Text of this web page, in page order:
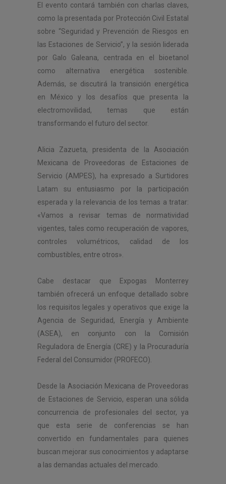
El evento contará también con charlas claves,
como la presentada por Protección Civil Estatal
sobre “Seguridad y Prevención de Riesgos en
las Estaciones de Servicio”, y la sesión liderada
por Galo Galeana, centrada en el bioetanol
como alternativa energética sostenible.
Además, se discutirá la transición energética
en México y los desafíos que presenta la
electromovilidad, temas que están
transformando el futuro del sector.
Alicia Zazueta, presidenta de la Asociación
Mexicana de Proveedoras de Estaciones de
Servicio (AMPES), ha expresado a Surtidores
Latam su entusiasmo por la participación
esperada y la relevancia de los temas a tratar:
«Vamos a revisar temas de normatividad
vigentes, tales como recuperación de vapores,
controles volumétricos, calidad de los
combustibles, entre otros».
Cabe destacar que Expogas Monterrey
también ofrecerá un enfoque detallado sobre
los requisitos legales y operativos que exige la
Agencia de Seguridad, Energía y Ambiente
(ASEA), en conjunto con la Comisión
Reguladora de Energía (CRE) y la Procuraduría
Federal del Consumidor (PROFECO).
Desde la Asociación Mexicana de Proveedoras
de Estaciones de Servicio, esperan una sólida
concurrencia de profesionales del sector, ya
que esta serie de conferencias se han
convertido en fundamentales para quienes
buscan mejorar sus conocimientos y adaptarse
a las demandas actuales del mercado.